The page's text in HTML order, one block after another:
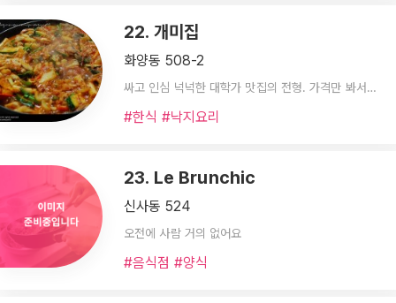
22. 개미집
화양동 508-2
싸고 인심 넉넉한 대학가 맛집의 전형. 가격만 봐서는 낮은 가격은 아니지만 풍성한 야채덕에 3명이서 2인분먹고 볶음밥을 해먹으면 어지간한 성인남성도 배부르게 먹을 수 있을 듯. 방문한 시간이 평일 낮이라 붐비지 않아서 아주머니들 께서 직접 볶아 주시고 친절하게 응대해 주셨는데 저녁 피트타임에 가면 그랬을지는 미지수. 매운 낙지볶음을 기대한다면 비추. 하지만 고소하고 양배추의 달달함이 낙지와 불고기에 적절히 배어 오히려 담백한 낙지불고기에 가까운 맛이예요.
#한식 #낙지요리
23. Le Brunchic
신사동 524
오전에 사람 거의 없어요
#음식점 #양식